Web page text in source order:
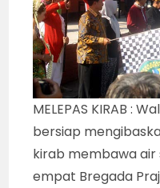
MELEPAS KIRAB :
bersiap
kirab membawa air
empat Bregada